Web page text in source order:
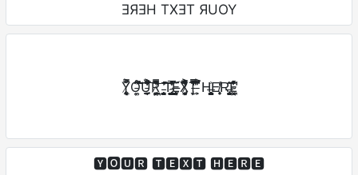
ƎЯƎH TXƎT ЯUOY
Y̸̨͓̼̥͐̊̿ͅƠ̵͍̦͂̊̈́̑̃͗̚͘͘͠͝Ŭ̵̗̤̤̩̙̲͌̊͂͛̀̔̈́̌͑͐̒̏̑͠Ŗ̸̛͖̰̩͍̙̖͂̀͑̐̿̇͗͗͌̅̈̎͜͝ ̵̨̛̳̠̣̝͎̘͍̝̳̾͑̏̓̄̍̌͠͝T̴̡͕͇̹̯̰̠̰̲̬̺̯̞̪͎̅͒̏̽͛̐̊̒̍͘Ȩ̶̧̣͙̭̗͉̀̈́̈X̷̡͓̘̰̗̣̜͙̭͌̐͋̏̽̅͐͛̋̆̐̔͆Ț̵̨̛̫̀̇̿̒̔̃̿͊͂̐͒̚ ̵̙̣͂̓̀̈͆͐̅H̶͎͔̞̻̟͈̺̹̙̳̭͕̪͕͗E̸̗̥̗̟̹̒͑R̶̡͎̳̰̟̝̙̗̙͂̑̃͗͝E̴͖͚͈͛̀̽͒̓̂̕̕
🆈🅾🆄🆁 🆃🅴🆇🆃 🅷🅴🆁🅴